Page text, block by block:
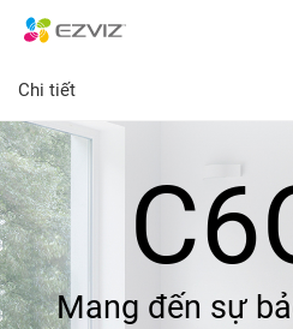
Chi tiết
Mang đến sự